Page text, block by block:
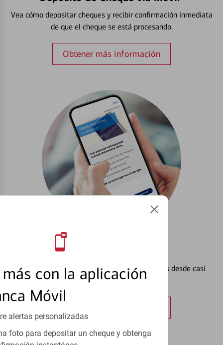
con la aplicación
Móvil
alertas personalizadas
foto para depositar un cheque y obtenga
Vea cómo depositar cheques y recibir confirmación inmediata
de que el cheque se está procesando.
Obtener más información
Vea cómo mantener el control de sus finanzas desde casi
cualquier lugar.